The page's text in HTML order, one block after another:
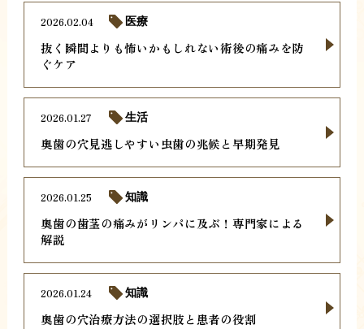
抜く瞬間よりも怖いかもしれない術後の痛みを防
ぐケア
2026.02.04 医療
奥歯の穴見逃しやすい虫歯の兆候と早期発見
2026.01.27 生活
奥歯の歯茎の痛みがリンパに及ぶ！専門家による
解説
2026.01.25 知識
奥歯の穴治療方法の選択肢と患者の役割
2026.01.24 知識